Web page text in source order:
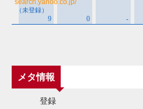
メタ情報
登録